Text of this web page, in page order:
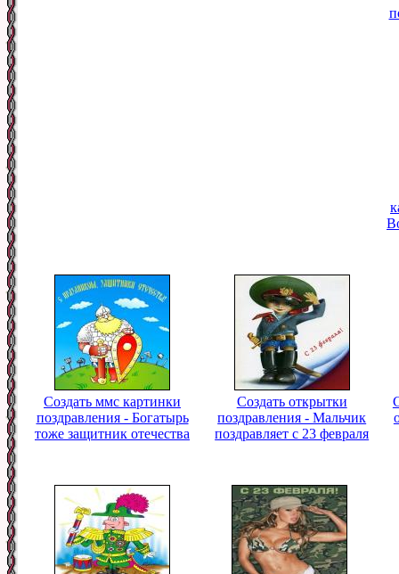
Создать ммс картинки
поздравления - Богатырь
тоже защитник отечества
Создать открытки
поздравления - Мальчик
поздравляет с 23 февраля